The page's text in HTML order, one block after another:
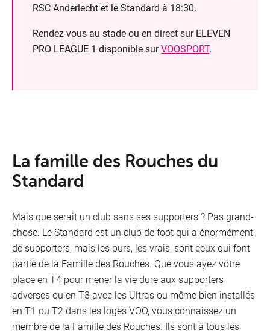
RSC Anderlecht et le Standard à 18:30.
Rendez-vous au stade ou en direct sur ELEVEN
PRO LEAGUE 1 disponible surVOOSPORT.
La famille des Rouches du
Standard
Mais que serait un club sans ses supporters ? Pas grand-
chose. Le Standard est un club de foot qui a énormément
de supporters, mais les purs, les vrais, sont ceux qui font
partie de la Famille des Rouches. Que vous ayez votre
place en T4 pour mener la vie dure aux supporters
adverses ou en T3 avec les Ultras ou même bien installés
en T1 ou T2 dans les loges VOO, vous connaissez un
membre de la Famille des Rouches. Ils sont à tous les